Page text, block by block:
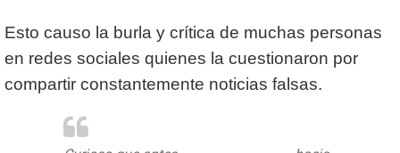
Esto causo la burla y crítica de muchas personas
en redes sociales quienes la cuestionaron por
compartir constantemente noticias falsas.